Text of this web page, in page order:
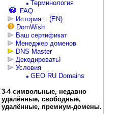
Терминология
FAQ
История... (EN)
DomWish
Ваш сертификат
Менеджер доменов
DNS Master
Декодировать!
Условия
GEO RU Domains
3-4 символьные, недавно
удалённые, свободные,
удалённые, премиум-домены.